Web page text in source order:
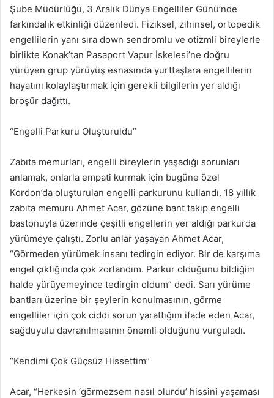
Şube Müdürlüğü, 3 Aralık Dünya Engelliler Günü’nde
farkındalık etkinliği düzenledi. Fiziksel, zihinsel, ortopedik
engellilerin yanı sıra down sendromlu ve otizmli bireylerle
birlikte Konak’tan Pasaport Vapur İskelesi’ne doğru
yürüyen grup yürüyüş esnasında yurttaşlara engellilerin
hayatını kolaylaştırmak için gerekli bilgilerin yer aldığı
broşür dağıttı.
“Engelli Parkuru Oluşturuldu”
Zabıta memurları, engelli bireylerin yaşadığı sorunları
anlamak, onlarla empati kurmak için bugüne özel
Kordon’da oluşturulan engelli parkurunu kullandı. 18 yıllık
zabıta memuru Ahmet Acar, gözüne bant takıp engelli
bastonuyla üzerinde çeşitli engellerin yer aldığı parkurda
yürümeye çalıştı. Zorlu anlar yaşayan Ahmet Acar,
“Görmeden yürümek insanı tedirgin ediyor. Bir de karşıma
engel çıktığında çok zorlandım. Parkur olduğunu bildiğim
halde yürüyemeyince tedirgin oldum” dedi. Sarı yürüme
bantları üzerine bir şeylerin konulmasının, görme
engelliler için çok ciddi sorun yarattığını ifade eden Acar,
sağduyulu davranılmasının önemli olduğunu vurguladı.
“Kendimi Çok Güçsüz Hissettim”
Acar, “Herkesin ‘görmezsem nasıl olurdu’ hissini yaşaması